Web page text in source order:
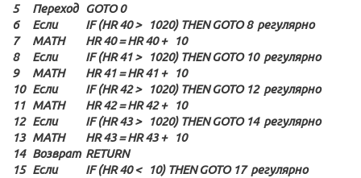
5
Переход
GOTO 0
6
Если
IF (HR 40 > 1020) THEN GOTO 8 регулярно
7
MATH
HR 40 = HR 40 + 10
8
Если
IF (HR 41 > 1020) THEN GOTO 10 регулярно
9
MATH
HR 41 = HR 41 + 10
10 Если
IF (HR 42 > 1020) THEN GOTO 12 регулярно
11 MATH
HR 42 = HR 42 + 10
12 Если
IF (HR 43 > 1020) THEN GOTO 14 регулярно
13 MATH
HR 43 = HR 43 + 10
14 Возврат RETURN
15 Если
IF (HR 40 < 10) THEN GOTO 17 регулярно